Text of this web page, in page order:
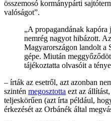
összemosó kormánypárti
valóságot”.
„A propagandának
nemrég nagyot hibázott.
Magyarországon landolt a
gépe. Miután
tájékoztatta olvasóit a
– írták az esetről, azt azonban
szintén megosztotta ezt az
teljeskörűen (azt írta például,
érkezését az Orbánék által